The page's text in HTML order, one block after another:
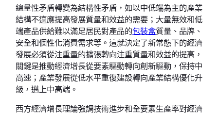
總量性矛盾轉變為結構性矛盾，如以中低端為主的產業
結構不適應提高發展質量和效益的需要；大量無效和低
端產品供給難以滿足居民對產品的包裝盒質量、品牌、
安全和個性化消費需求等。這就決定了新常態下的經濟
發展必須從注重量的擴張轉向注重質量和效益的提高，
關鍵是推動經濟增長從要素驅動轉向創新驅動，保持中
高速；產業發展從低水平重復建設轉向產業結構優化升
級，邁上中高端。
西方經濟增長理論強調技術進步和全要素生產率對經濟